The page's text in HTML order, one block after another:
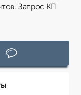
Запрос КП